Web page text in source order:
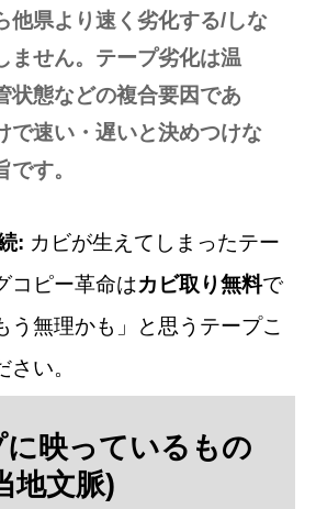
他県より速く劣化する/しな
ません。テープ劣化は温
状態などの複合要因であ
で速い・遅いと決めつけな
す。
: カビが生えてしまったテー
コピー革命はカビ取り無料で
う無理かも」と思うテープこ
い。
映っているもの
地文脈)